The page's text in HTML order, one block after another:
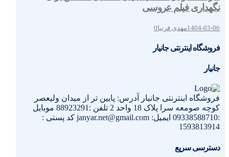
نگهداری فیلم عروسی
1404-03-06مهدی فرنیا0
فروشگاه اینترنتی جانیار
جانیار
فروشگاه اینترنتی جانیار آدرس: پایین تر از میدان ولیعصر
کوچه صومعه سرا پلاک 18 واحد 2 تلفن :88923291 موبایل
:09338588710 ایمیل: janyar.net@gmail.com کد پستی :
1593813914
دسترسی سریع